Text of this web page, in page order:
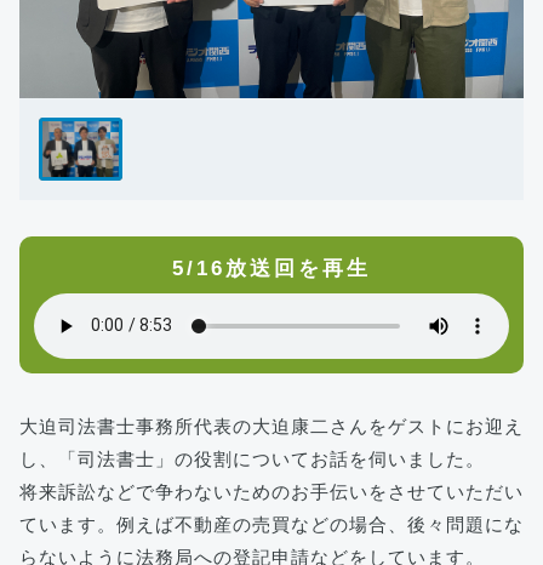
5/16放送回を再生
大迫司法書士事務所代表の大迫康二さんをゲストにお迎え
し、「司法書士」の役割についてお話を伺いました。
将来訴訟などで争わないためのお手伝いをさせていただい
ています。例えば不動産の売買などの場合、後々問題にな
らないように法務局への登記申請などをしています。